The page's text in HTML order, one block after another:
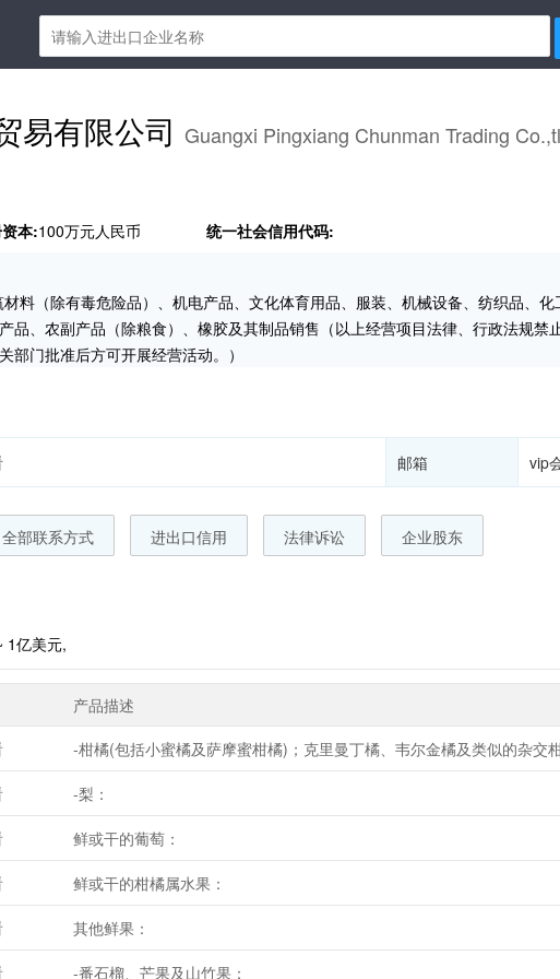
易有限公司 Guangxi Pingxiang Chunman Trading
本:100万元人民币
统一社会信用代码:
料（除有毒危险品）、机电产品、文化体育用品、服装、机械设备、纺织品、
品、农副产品（除粮食）、橡胶及其制品销售（以上经营项目法律、行政法规
部门批准后方可开展经营活动。）
邮箱 vip
全部联系方式 进出口信用 法律诉讼 企业股东
1亿美元,
产品描述
-柑橘(包括小蜜橘及萨摩蜜柑橘)；克里曼丁橘、韦尔金橘及类似的杂交
-梨：
鲜或干的葡萄：
鲜或干的柑橘属水果：
其他鲜果：
-番石榴、芒果及山竹果：